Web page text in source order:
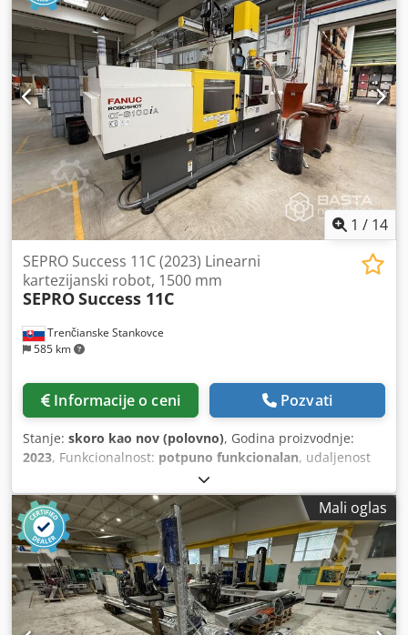
1 / 14
Trenčianske Stankovce
585 km
SEPRO Success 11C (2023) Linearni
kartezijanski robot, 1500 mm
SEPROSuccess 11C
Informacije o ceni Pozvati
Stanje: skoro kao nov (polovno), Godina proizvodnje:
2023, Funkcionalnost: potpuno funkcionalan, udaljenost
, Y osa hod:
hod Z-ose:1.000 mm, Oprema:dokumentacija/priručnik,
SEPRO Success 11C (2023) Linearni kartezijanski robot,
1500 mm Broj osa: 3 X = 1500 mm Y = 500 mm Z = 1000 mm
Nosivost: 5 kg Euromap 67 Više informacija na
fotografijama ovog robota, dostupni su kompletni
priručnici. SEPRO SUCCESS 11 - Tehničke karakteristike
(sažetak) Tip robota: Success 11 Serijski broj: R009519
Mehanika 1. Nosivost: 5 kg 2. Težina robota: 204 kg 3.
Mali oglas